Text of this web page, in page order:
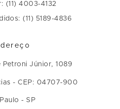
(11) 4003-4132
(11) 5189-4836
Petroni Júnior, 1089
- CEP: 04707-900
- SP